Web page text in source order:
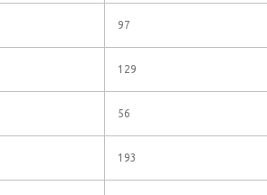
97
129
56
193